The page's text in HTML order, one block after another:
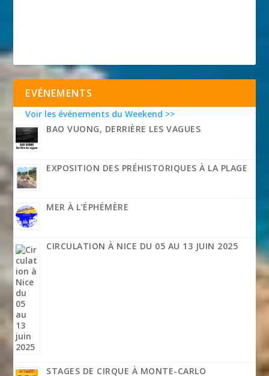
EVÉNEMENTS
Voir les événements du Weekend >>
BAO VUONG, DERRIÈRE LES VAGUES
EXPOSITION DES PRÉHISTORIQUES À LA PLAGE
MER À L’ÉPHÉMÈRE
CIRCULATION À NICE DU 05 AU 13 JUIN 2025
STAGES DE CIRQUE À MONTE-CARLO